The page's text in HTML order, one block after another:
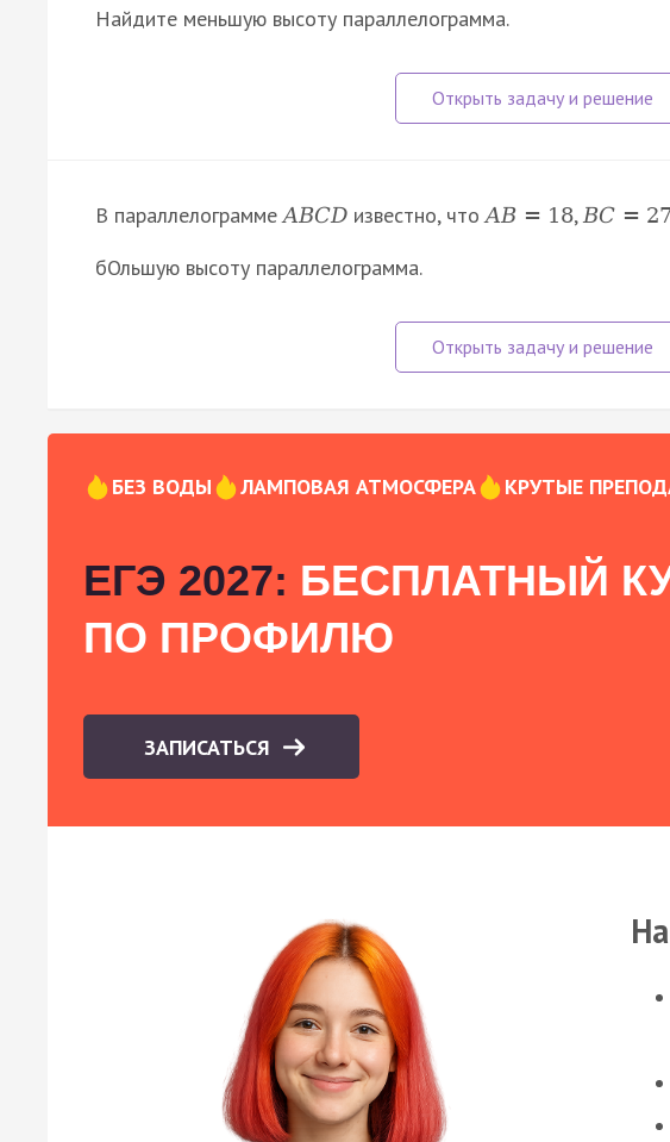
Найдите меньшую высоту параллелограмма.
В параллелограммеABCD известно, чтоAB = 18,BC =
бОльшую высоту параллелограмма.
БЕЗ ВОДЫ ЛАМПОВАЯ АТМОСФЕРА КРУТЫЕ
ЕГЭ 2027: БЕСПЛАТНЫЙ
ПО ПРОФИЛЮ
ЗАПИСАТЬСЯ